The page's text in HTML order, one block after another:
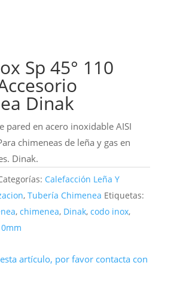
Sp 45° 110
Dinak
pared en acero inoxidable AISI
chimeneas de leña y gas en
Dinak.
Calefacción Leña Y
, Tubería Chimenea Etiquetas:
, chimenea, Dinak, codo inox,
artículo, por favor contacta con